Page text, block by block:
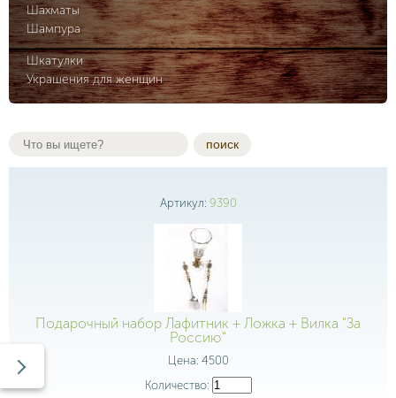
Шахматы
Шампура
Шкатулки
Украшения для женщин
поиск
Артикул: 9390
Подарочный набор Лафитник + Ложка + Вилка "За
Россию"
Цена: 4500
Количество: